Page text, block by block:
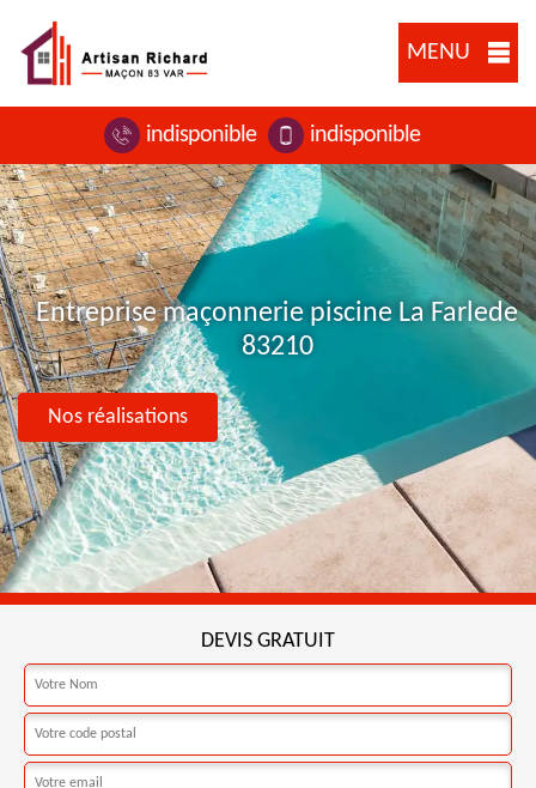
MENU
indisponible indisponible
Entreprise maçonnerie piscine La Farlede
83210
Nos réalisations
DEVIS GRATUIT